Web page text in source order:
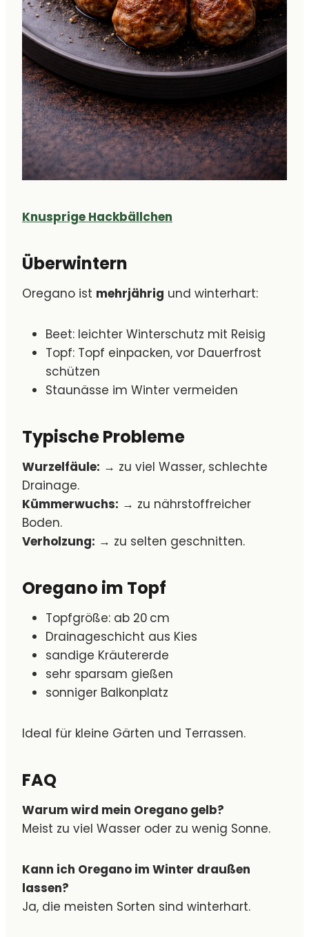
Knusprige Hackbällchen
Überwintern
Oregano ist mehrjährig und winterhart:
Beet: leichter Winterschutz mit Reisig
Topf: Topf einpacken, vor Dauerfrost
schützen
Staunässe im Winter vermeiden
Typische Probleme
Wurzelfäule: → zu viel Wasser, schlechte
Drainage.
Kümmerwuchs: → zu nährstoffreicher
Boden.
Verholzung: → zu selten geschnitten.
Oregano im Topf
Topfgröße: ab 20 cm
Drainageschicht aus Kies
sandige Kräutererde
sehr sparsam gießen
sonniger Balkonplatz
Ideal für kleine Gärten und Terrassen.
FAQ
Warum wird mein Oregano gelb?
Meist zu viel Wasser oder zu wenig Sonne.
Kann ich Oregano im Winter draußen
lassen?
Ja, die meisten Sorten sind winterhart.